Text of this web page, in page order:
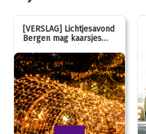
[VERSLAG] Lichtjesavond
Bergen mag kaarsjes
jubileum!